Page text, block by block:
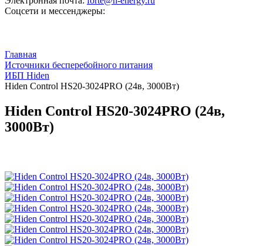
Соцсети и мессенджеры:
Главная
Источники бесперебойного питания
ИБП Hiden
Hiden Control HS20-3024PRO (24в, 3000Вт)
Hiden Control HS20-3024PRO (24в,
3000Вт)